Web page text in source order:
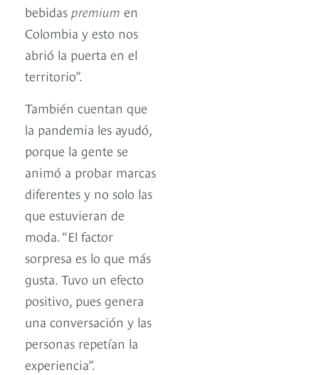
bebidas premium en
Colombia y esto nos
abrió la puerta en el
territorio”.
También cuentan que
la pandemia les ayudó,
porque la gente se
animó a probar marcas
diferentes y no solo las
que estuvieran de
moda. “El factor
sorpresa es lo que más
gusta. Tuvo un efecto
positivo, pues genera
una conversación y las
personas repetían la
experiencia”.